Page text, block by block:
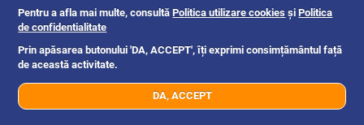
07xx xxx xxx Trimite mesaj
Ghid complet: acte necesare pentru...
intrebari si raspunsuri
Pentru a afla mai multe, consultăPolitica utilizare cookies șiPolitica
de confidentialitate
Prin apăsarea butonului 'DA, ACCEPT', îți exprimi consimțământul față
de această activitate.
DA, ACCEPT